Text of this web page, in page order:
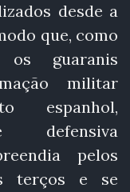
desde a
que, como
os guaranis
militar
espanhol,
defensiva
pelos
terços e se